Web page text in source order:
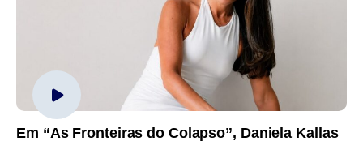
Em “As Fronteiras do Colapso”, Daniela Kallas